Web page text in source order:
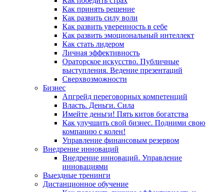
Как принять решение
Как развить силу воли
Как развить уверенность в себе
Как развить эмоциональный интеллект
Как стать лидером
Личная эффективность
Ораторское искусство. Публичные
выступления. Ведение презентаций
Сверхвозможности
Бизнес
Апгрейд переговорных компетенций
Власть. Деньги. Сила
Имейте деньги! Пять китов богатства
Как улучшить свой бизнес. Подними свою
компанию с колен!
Управление финансовым резервом
Внедрение инноваций
Внедрение инноваций. Управление
инновациями
Выездные тренинги
Дистанционное обучение